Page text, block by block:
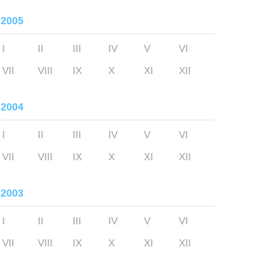
2005
I II III IV V
VI
VII
VIII IX X XI XII
2004
I II III IV V
VI
VII
VIII IX X XI XII
2003
I II III IV V
VI
VII
VIII IX X XI XII